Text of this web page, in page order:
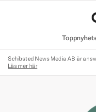
Schibsted News Media AB är
Läs mer här